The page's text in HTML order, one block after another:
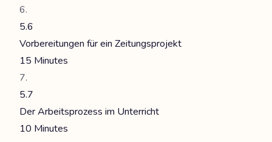
5.6
Vorbereitungen für ein Zeitungsprojekt
15 Minutes
5.7
Der Arbeitsprozess im Unterricht
10 Minutes